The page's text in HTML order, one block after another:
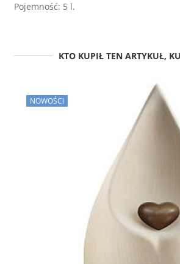
Pojemność: 5 l.
KTO KUPIŁ TEN ARTYKUŁ,
NOWOŚCI